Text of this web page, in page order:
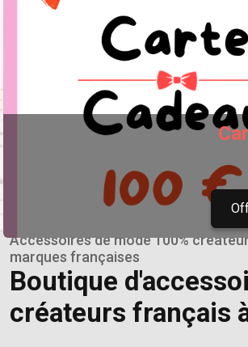
Accessoires de mode 100%
marques françaises
Boutique
créateurs français